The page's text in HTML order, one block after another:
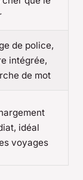
de police,
intégrée,
de mot
idéal
voyages